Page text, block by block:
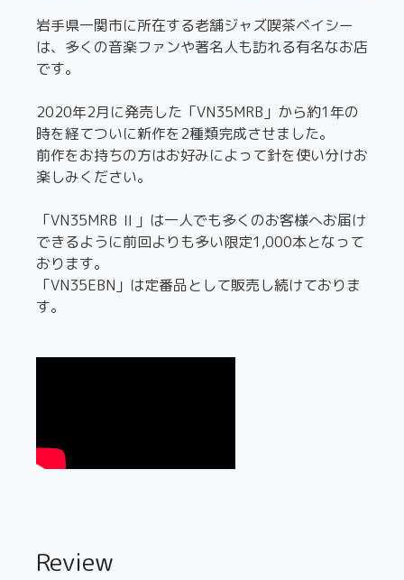
岩手県一関市に所在する老舗ジャズ喫茶ベイシー
は、多くの音楽ファンや著名人も訪れる有名なお店
です。
2020年2月に発売した「VN35MRB」から約1年の
時を経てついに新作を2種類完成させました。
前作をお持ちの方はお好みによって針を使い分けお
楽しみください。
「VN35MRB Ⅱ」は一人でも多くのお客様へお届け
できるように前回よりも多い限定1,000本となって
おります。
「VN35EBN」は定番品として販売し続けておりま
す。
Review